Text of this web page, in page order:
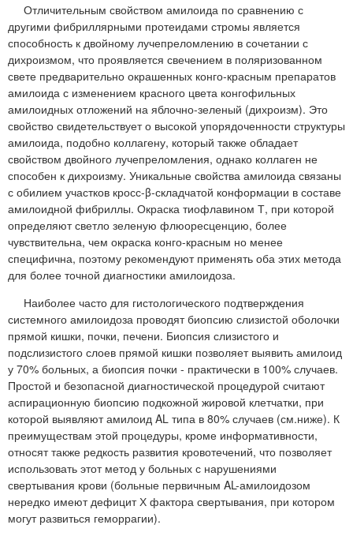
Отличительным свойством амилоида по сравнению с
другими фибриллярными протеидами стромы является
способность к двойному лучепреломлению в сочетании с
дихроизмом, что проявляется свечением в поляризованном
свете предварительно окрашенных конго-красным препаратов
амилоида с изменением красного цвета конгофильных
амилоидных отложений на яблочно-зеленый (дихроизм). Это
свойство свидетельствует о высокой упорядоченности структуры
амилоида, подобно коллагену, который также обладает
свойством двойного лучепреломления, однако коллаген не
способен к дихроизму. Уникальные свойства амилоида связаны
с обилием участков кросс-β-складчатой конформации в составе
амилоидной фибриллы. Окраска тиофлавином Т, при которой
определяют светло зеленую флюоресценцию, более
чувствительна, чем окраска конго-красным но менее
специфична, поэтому рекомендуют применять оба этих метода
для более точной диагностики амилоидоза.
Наиболее часто для гистологического подтверждения
системного амилоидоза проводят биопсию слизистой оболочки
прямой кишки, почки, печени. Биопсия слизистого и
подслизистого слоев прямой кишки позволяет выявить амилоид
у 70% больных, а биопсия почки - практически в 100% случаев.
Простой и безопасной диагностической процедурой считают
аспирационную биопсию подкожной жировой клетчатки, при
которой выявляют амилоид AL типа в 80% случаев (см.ниже). К
преимуществам этой процедуры, кроме информативности,
относят также редкость развития кровотечений, что позволяет
использовать этот метод у больных с нарушениями
свертывания крови (больные первичным AL-амилоидозом
нередко имеют дефицит Х фактора свертывания, при котором
могут развиться геморрагии).